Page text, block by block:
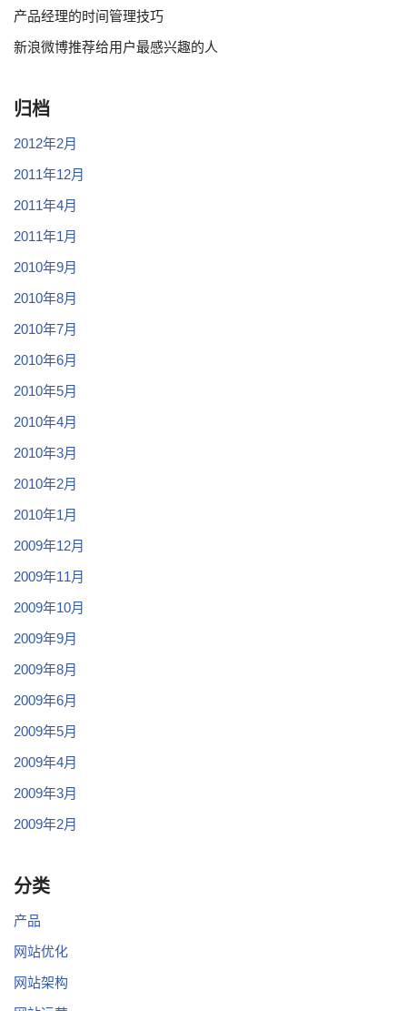
产品经理的时间管理技巧
新浪微博推荐给用户最感兴趣的人
归档
2012年2月
2011年12月
2011年4月
2011年1月
2010年9月
2010年8月
2010年7月
2010年6月
2010年5月
2010年4月
2010年3月
2010年2月
2010年1月
2009年12月
2009年11月
2009年10月
2009年9月
2009年8月
2009年6月
2009年5月
2009年4月
2009年3月
2009年2月
分类
产品
网站优化
网站架构